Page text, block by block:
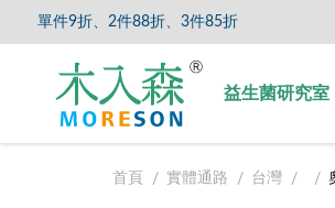
單件9折、2件88折、3件85折
益生菌研究室
首頁 實體通路 台灣